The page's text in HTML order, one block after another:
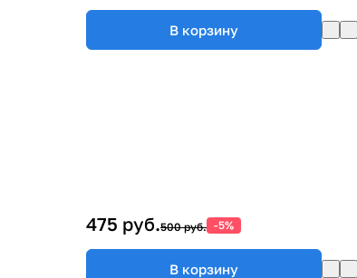
В корзину
475 руб.500 руб. -5%
В корзину